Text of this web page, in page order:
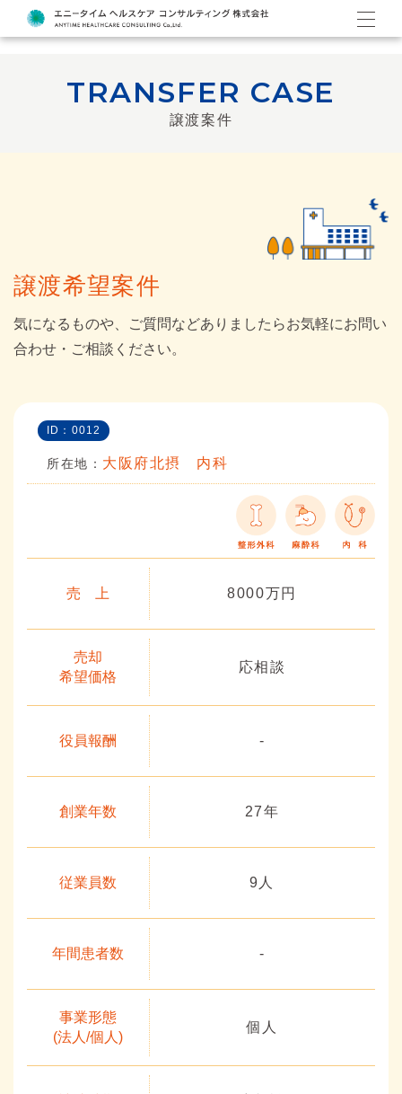
TRANSFER CASE
譲渡案件
譲渡希望案件
気になるものや、ご質問などありましたらお気軽にお問い
合わせ・ご相談ください。
ID：0012
所在地： 大阪府北摂 内科
売 上 8000万円
売却
希望価格
応相談
役員報酬 -
創業年数 27年
従業員数 9人
年間患者数 -
事業形態
(法人/個人)
個人